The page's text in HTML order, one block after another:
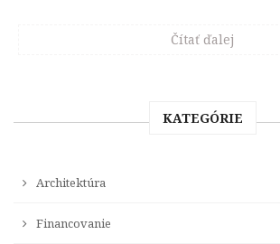
Čítať ďalej
KATEGÓRIE
Architektúra
Financovanie